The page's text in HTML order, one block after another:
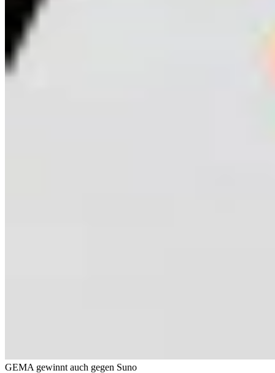
GEMA gewinnt auch gegen Suno